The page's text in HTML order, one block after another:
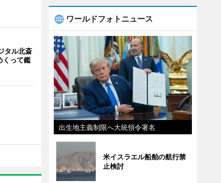
タル北斎
って鑑
ワールドフォトニュース
出生地主義制限へ大統領令署名
米イスラエル船舶の航行禁
止検討